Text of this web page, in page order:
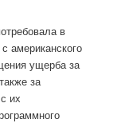
в
американского
ущерба за
за
их